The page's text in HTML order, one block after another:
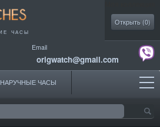
ЧАСЫ
Email
origwatch@gmail.com
Открыть (0)
НАРУЧНЫЕ ЧАСЫ